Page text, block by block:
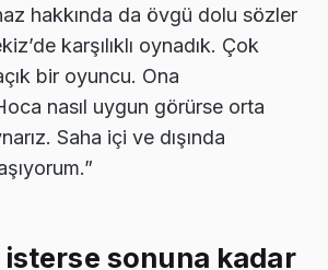
hakkında da övgü dolu sözler
karşılıklı oynadık. Çok
bir oyuncu. Ona
nasıl uygun görürse orta
Saha içi ve dışında
sonuna kadar